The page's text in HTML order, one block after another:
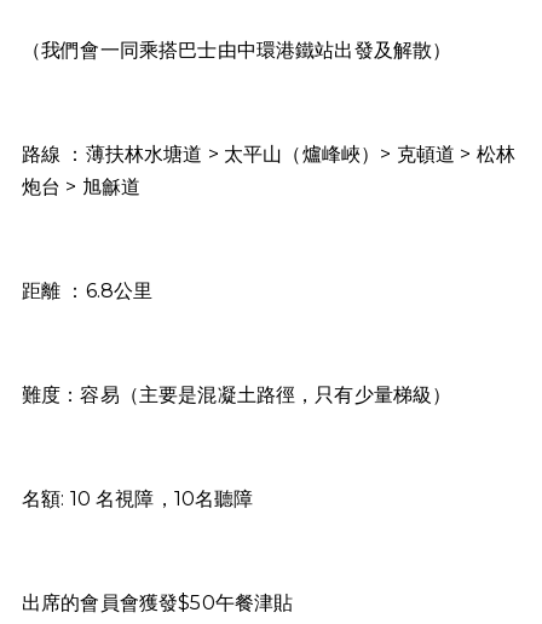
（我們會一同乘搭巴士由中環港鐵站出發及解散）
路線 ：薄扶林水塘道 > 太平山（爐峰峽）> 克頓道 > 松林
炮台 > 旭龢道
距離 ：6.8公里
難度：容易（主要是混凝土路徑，只有少量梯級）
名額: 10 名視障，10名聽障
出席的會員會獲發$50午餐津貼